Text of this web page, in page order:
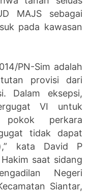
MAJS sebagai
pada kawasan
PN-Sim adalah
provisi dari
Dalam eksepsi,
VI untuk
perkara
tidak dapat
kata David P
saat sidang
Negeri
Siantar,